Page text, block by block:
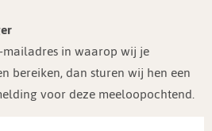
in waarop wij je
bereiken, dan sturen wij hen een
voor deze meeloopochtend.